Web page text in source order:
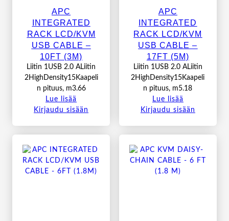
APC
INTEGRATED
RACK LCD/KVM
USB CABLE –
10FT (3M)
Liitin 1USB 2.0 ALiitin
2HighDensity15Kaapeli
n pituus, m3.66
Lue lisää
Kirjaudu sisään
APC
INTEGRATED
RACK LCD/KVM
USB CABLE –
17FT (5M)
Liitin 1USB 2.0 ALiitin
2HighDensity15Kaapeli
n pituus, m5.18
Lue lisää
Kirjaudu sisään